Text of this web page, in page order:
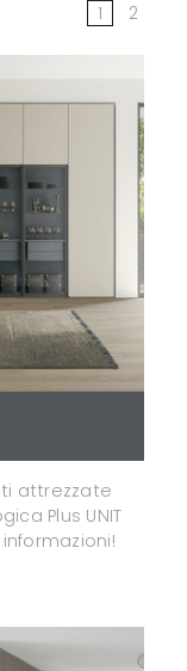
1 2
attrezzate
Plus UNIT